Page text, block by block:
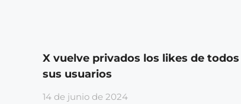
X vuelve privados los likes de todos
sus usuarios
14 de junio de 2024